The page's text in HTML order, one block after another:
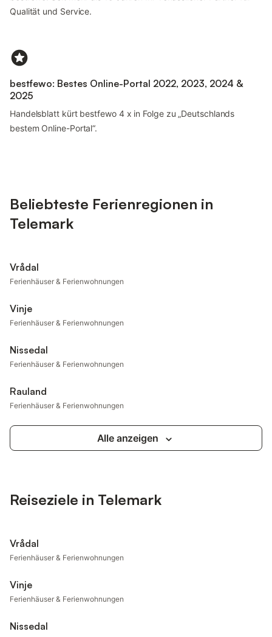
Qualität und Service.
bestfewo: Bestes Online-Portal 2022, 2023, 2024 &
2025
Handelsblatt kürt bestfewo 4 x in Folge zu „Deutschlands
bestem Online-Portal“.
Beliebteste Ferienregionen in
Telemark
Vrådal
Ferienhäuser & Ferienwohnungen
Vinje
Ferienhäuser & Ferienwohnungen
Nissedal
Ferienhäuser & Ferienwohnungen
Rauland
Ferienhäuser & Ferienwohnungen
Alle anzeigen
Reiseziele in Telemark
Vrådal
Ferienhäuser & Ferienwohnungen
Vinje
Ferienhäuser & Ferienwohnungen
Nissedal